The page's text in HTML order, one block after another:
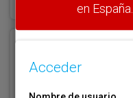
en España.
Acceder